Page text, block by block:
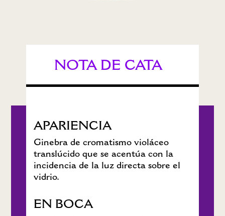
NOTA DE CATA
APARIENCIA
Ginebra de cromatismo violáceo
translúcido que se acentúa con la
incidencia de la luz directa sobre el
vidrio.
EN BOCA